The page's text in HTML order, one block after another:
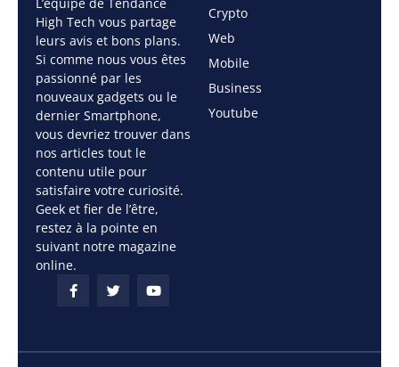
High Tech vous partage
leurs avis et bons plans.
Si comme nous vous êtes
passionné par les
nouveaux gadgets ou le
dernier Smartphone,
vous devriez trouver dans
nos articles tout le
contenu utile pour
satisfaire votre curiosité.
Geek et fier de l’être,
restez à la pointe en
suivant notre magazine
online.
Crypto
Web
Mobile
Business
Youtube